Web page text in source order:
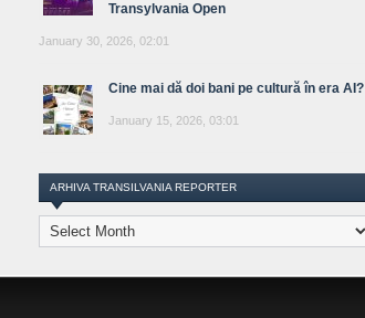
Transylvania Open
January 30, 2026, 02:01
Cine mai dă doi bani pe cultură în era AI?
January 15, 2026, 03:01
ARHIVA TRANSILVANIA REPORTER
Arhiva
Transilvania